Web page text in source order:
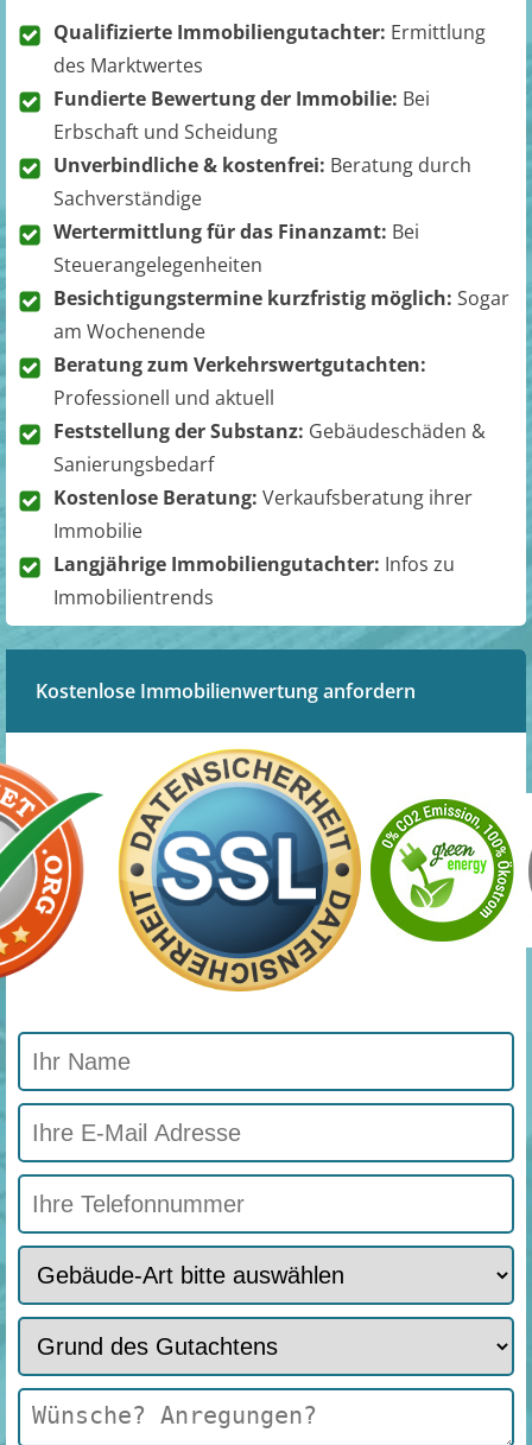
Qualifizierte Immobiliengutachter: Ermittlung
des Marktwertes
Fundierte Bewertung der Immobilie: Bei
Erbschaft und Scheidung
Unverbindliche & kostenfrei: Beratung durch
Sachverständige
Wertermittlung für das Finanzamt: Bei
Steuerangelegenheiten
Besichtigungstermine kurzfristig möglich: Sogar
am Wochenende
Beratung zum Verkehrswertgutachten:
Professionell und aktuell
Feststellung der Substanz: Gebäudeschäden &
Sanierungsbedarf
Kostenlose Beratung: Verkaufsberatung ihrer
Immobilie
Langjährige Immobiliengutachter: Infos zu
Immobilientrends
Kostenlose Immobilienwertung anfordern